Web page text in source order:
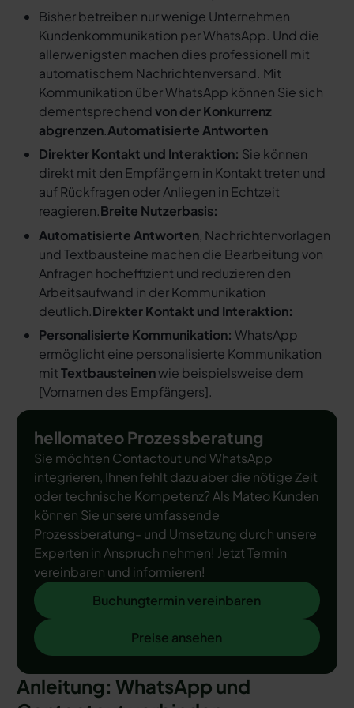
Bisher betreiben nur wenige Unternehmen
Kundenkommunikation per WhatsApp. Und die
allerwenigsten machen dies professionell mit
automatischem Nachrichtenversand. Mit
Kommunikation über WhatsApp können Sie sich
dementsprechendvon der Konkurrenz
abgrenzen.Automatisierte Antworten
Direkter Kontakt und Interaktion: Sie können
direkt mit den Empfängern in Kontakt treten und
auf Rückfragen oder Anliegen in Echtzeit
reagieren.Breite Nutzerbasis:
Automatisierte Antworten, Nachrichtenvorlagen
und Textbausteine machen die Bearbeitung von
Anfragen hocheffizient und reduzieren den
Arbeitsaufwand in der Kommunikation
deutlich.Direkter Kontakt und Interaktion:
Personalisierte Kommunikation: WhatsApp
ermöglicht eine personalisierte Kommunikation
mitTextbausteinenwie beispielsweise dem
[Vornamen des Empfängers].
hellomateo Prozessberatung
Sie möchten Contactout und WhatsApp
integrieren, Ihnen fehlt dazu aber die nötige Zeit
oder technische Kompetenz? Als Mateo Kunden
können Sie unsere umfassende
Prozessberatung- und Umsetzung durch unsere
Experten in Anspruch nehmen! Jetzt Termin
vereinbaren und informieren!
Buchungtermin vereinbaren
Buchungtermin vereinbaren
Preise ansehen
Preise ansehen
Anleitung: WhatsApp und